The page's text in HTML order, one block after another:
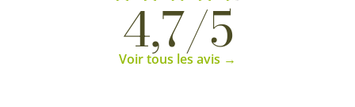
4,7/5
Voir tous les avis →